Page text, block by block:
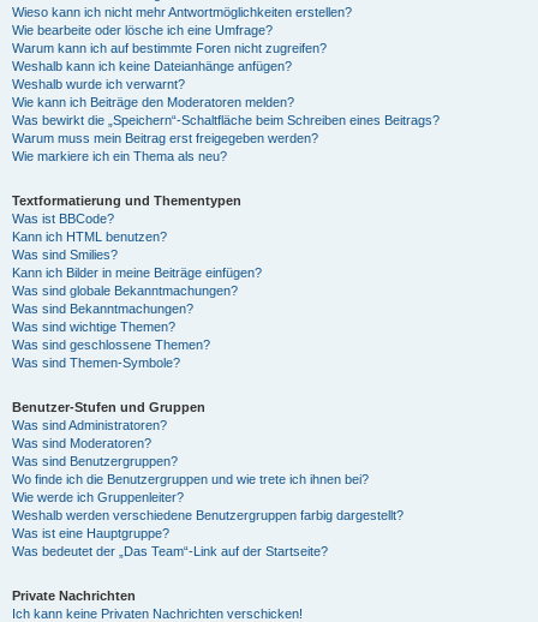
Wieso kann ich nicht mehr Antwortmöglichkeiten erstellen?
Wie bearbeite oder lösche ich eine Umfrage?
Warum kann ich auf bestimmte Foren nicht zugreifen?
Weshalb kann ich keine Dateianhänge anfügen?
Weshalb wurde ich verwarnt?
Wie kann ich Beiträge den Moderatoren melden?
Was bewirkt die „Speichern“-Schaltfläche beim Schreiben eines Beitrags?
Warum muss mein Beitrag erst freigegeben werden?
Wie markiere ich ein Thema als neu?
Textformatierung und Thementypen
Was ist BBCode?
Kann ich HTML benutzen?
Was sind Smilies?
Kann ich Bilder in meine Beiträge einfügen?
Was sind globale Bekanntmachungen?
Was sind Bekanntmachungen?
Was sind wichtige Themen?
Was sind geschlossene Themen?
Was sind Themen-Symbole?
Benutzer-Stufen und Gruppen
Was sind Administratoren?
Was sind Moderatoren?
Was sind Benutzergruppen?
Wo finde ich die Benutzergruppen und wie trete ich ihnen bei?
Wie werde ich Gruppenleiter?
Weshalb werden verschiedene Benutzergruppen farbig dargestellt?
Was ist eine Hauptgruppe?
Was bedeutet der „Das Team“-Link auf der Startseite?
Private Nachrichten
Ich kann keine Privaten Nachrichten verschicken!